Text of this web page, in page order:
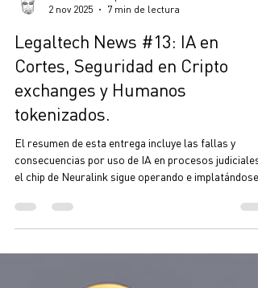
Mauricio Ocampo
2 nov 2025
7 min de lectura
Legaltech News #13: IA en
Cortes, Seguridad en Cripto
tokenizados.
El resumen de esta entrega incluye las fallas y
el chip de Neuralink sigue operando e implatándose
más personas, WorldCoin ha tokenizado a más de 17